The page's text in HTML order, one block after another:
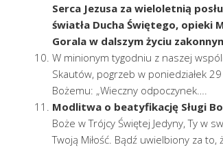
Serca Jezusa za wieloletnią
światła Ducha Świętego, opieki
Gorala w dalszym życiu
W minionym tygodniu z naszej
Skautów, pogrzeb w poniedziałek
Bożemu: „Wieczny odpoczynek….
Modlitwa o beatyfikację Sługi
Boże w Trójcy Świętej Jedyny, Ty w
Twoją Miłość. Bądź uwielbiony za